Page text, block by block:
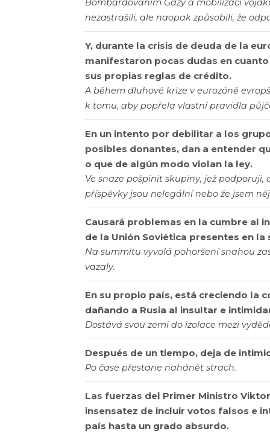
nezastrašili, ale naopak způsobili, že
Y, durante la crisis de deuda de la
manifestaron pocas dudas en
sus propias reglas de crédito.
A během dluhové krize v eurozóně
k tomu, aby popřela vlastní pravidla
En un intento por debilitar a los
posibles donantes, dan a entender
o que de algún modo violan la ley.
Ve snaze pošpinit skupiny, jež
příspěvky jsou nelegální nebo že jsem
Causará problemas en la cumbre al
de la Unión Soviética presentes en la
Na summitu vyvolá pohoršení snahou
vazaly.
En su propio país, está creciendo la
dañando a Rusia al insultar e
Dostává svou zemi do izolace mezi
Después de un tiempo, deja de
Po čase přestane nahánět strach.
Las fuerzas del Primer Ministro
insensatez de incluir votos falsos e
país hasta un grado absurdo.